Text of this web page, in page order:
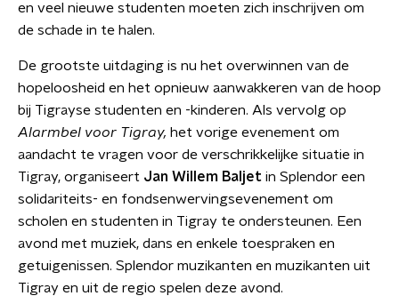
en veel nieuwe studenten moeten zich inschrijven om
de schade in te halen.
De grootste uitdaging is nu het overwinnen van de
hopeloosheid en het opnieuw aanwakkeren van de hoop
bij Tigrayse studenten en -kinderen. Als vervolg op
Alarmbel voor Tigray, het vorige evenement om
aandacht te vragen voor de verschrikkelijke situatie in
Tigray, organiseert Jan Willem Baljet in Splendor een
solidariteits- en fondsenwervingsevenement om
scholen en studenten in Tigray te ondersteunen. Een
avond met muziek, dans en enkele toespraken en
getuigenissen. Splendor muzikanten en muzikanten uit
Tigray en uit de regio spelen deze avond.